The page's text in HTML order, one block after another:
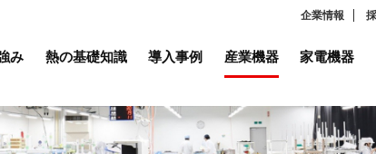
企業情報
み 熱の基礎知識 導入事例 産業機器 家電機器